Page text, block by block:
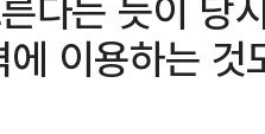
이용하는